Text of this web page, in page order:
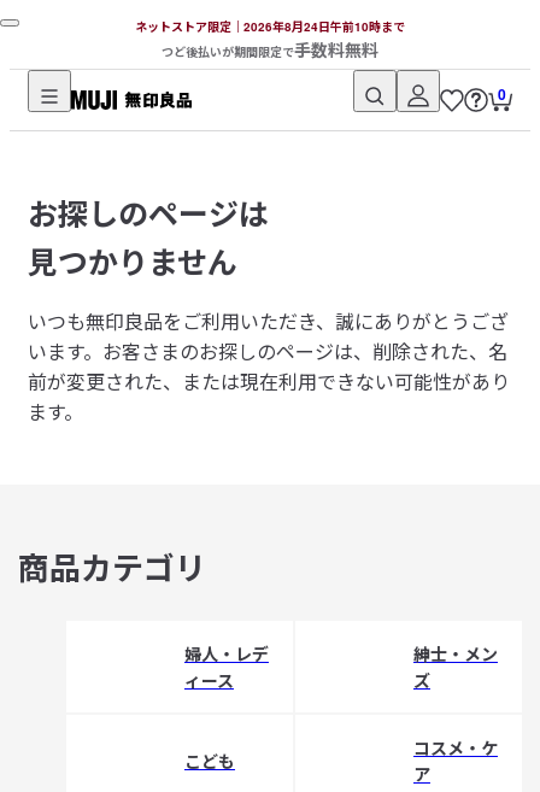
ネットストア限定｜2026年8月24日午前10時まで
つど後払いが期間限定で手数料無料
無
品
ネ
ッ
ト
ス
ト
ア
0
お探しのページは
見つかりません
いつも無印良品をご利用いただき、誠にありがとうござ
います。 お客さまのお探しのページは、削除された、名
前が変更された、または現在利用できない可能性があり
ます。
商品カテゴリ
婦人・レデ
ィース
紳士・メン
ズ
こども
コスメ・ケ
ア